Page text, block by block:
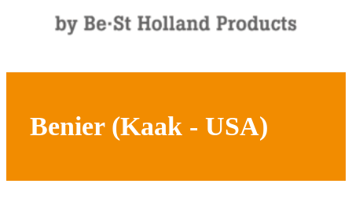
Benier (Kaak - USA)